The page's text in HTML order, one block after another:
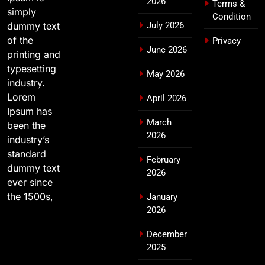
simply
dummy text
of the
printing and
typesetting
industry.
Lorem
Ipsum has
been the
industry’s
standard
dummy text
ever since
the 1500s,
July 2026
June 2026
May 2026
April 2026
March
2026
February
2026
January
2026
December
2025
Terms &
Condition
Privacy